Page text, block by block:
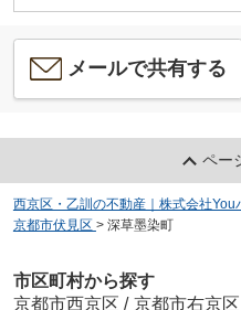
メールで共有する
ペー
西京区・乙訓の不動産｜株式会社You
京都市伏見区 > 深草墨染町
市区町村から探す
京都市西京区 / 京都市右京区